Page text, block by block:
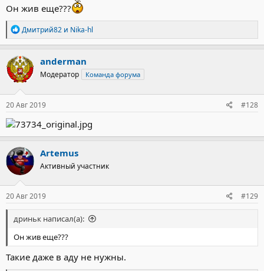
Он жив еще???
Р
е
а
к
ц
и
и
:
Дмитрий82 и Nika-hl
anderman
Модератор Команда форума
20 Авг 2019 #128
Artemus
Активный участник
20 Авг 2019 #129
дриньк написал(а):
Он жив еще???
Такие даже в аду не нужны.